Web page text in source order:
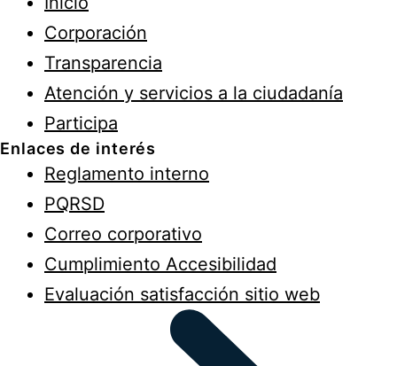
Corporación
Transparencia
Atención y servicios a la ciudadanía
Participa
Enlaces de interés
Reglamento interno
PQRSD
Correo corporativo
Cumplimiento Accesibilidad
Evaluación satisfacción sitio web